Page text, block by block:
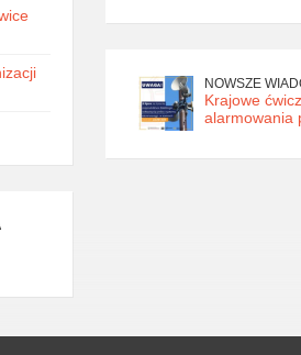
NOWSZE
Krajowe
alarmowania